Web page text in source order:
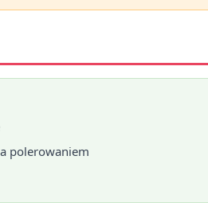
polerowaniem